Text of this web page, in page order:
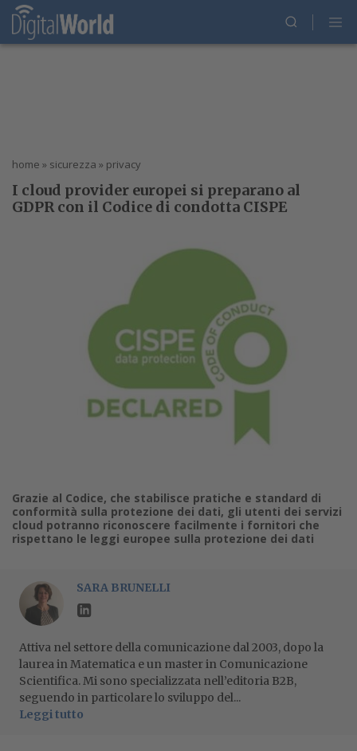
home » sicurezza » privacy
I cloud provider europei si preparano al
GDPR con il Codice di condotta CISPE
Grazie al Codice, che stabilisce pratiche e standard di
conformità sulla protezione dei dati, gli utenti dei servizi
cloud potranno riconoscere facilmente i fornitori che
rispettano le leggi europee sulla protezione dei dati
SARA BRUNELLI
Attiva nel settore della comunicazione dal 2003, dopo la
laurea in Matematica e un master in Comunicazione
Scientifica. Mi sono specializzata nell’editoria B2B,
seguendo in particolare lo sviluppo del...
Leggi tutto